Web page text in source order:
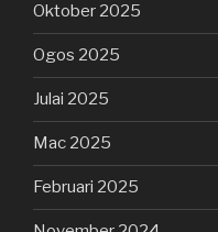
Oktober 2025
Ogos 2025
Julai 2025
Mac 2025
Februari 2025